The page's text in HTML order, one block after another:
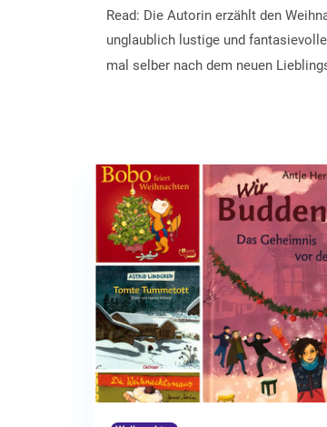
Read: Die Autorin erzählt den
unglaublich lustige und
mal selber nach dem neuen